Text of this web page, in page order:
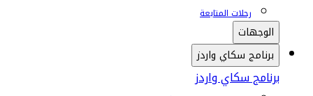
رحلات المتابعة
الوجهات
برنامج سكاي واردز
برنامج سكاي واردز